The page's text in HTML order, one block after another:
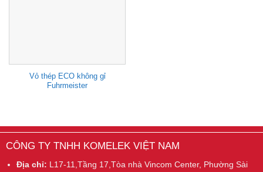
Vỏ thép ECO không gỉ
Fuhrmeister
CÔNG TY TNHH KOMELEK VIỆT NAM
Địa chỉ: L17-11,Tầng 17,Tòa nhà Vincom Center, Phường Sài